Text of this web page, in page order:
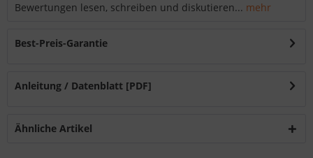
Bewertungen lesen, schreiben und diskutieren... mehr
Best-Preis-Garantie
Anleitung / Datenblatt [PDF]
Ähnliche Artikel